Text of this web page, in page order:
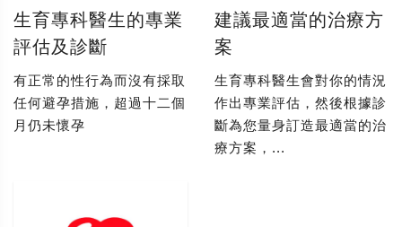
生育專科醫生的專業
評估及診斷
有正常的性行為而沒有採取
任何避孕措施，超過十二個
月仍未懷孕
建議最適當的治療方
案
生育專科醫生會對你的情況
作出專業評估，然後根據診
斷為您量身訂造最適當的治
療方案，...